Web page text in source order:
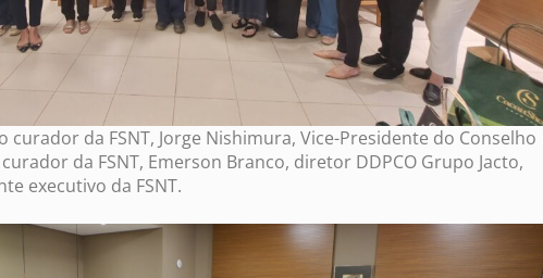
da FSNT, Jorge Nishimura, Vice-Presidente do Conselho
da FSNT, Emerson Branco, diretor DDPCO Grupo Jacto,
executivo da FSNT.